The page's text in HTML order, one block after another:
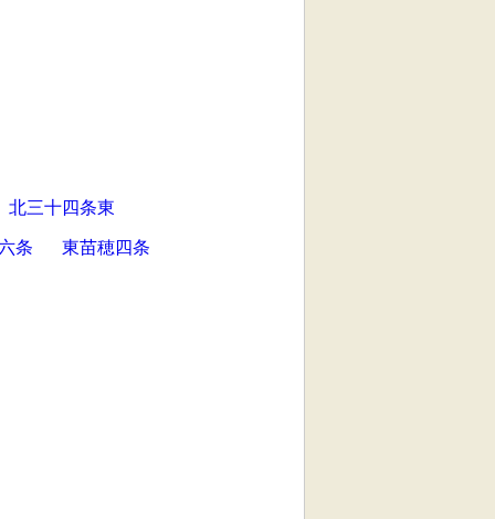
北三十四条東
条 東苗穂四条